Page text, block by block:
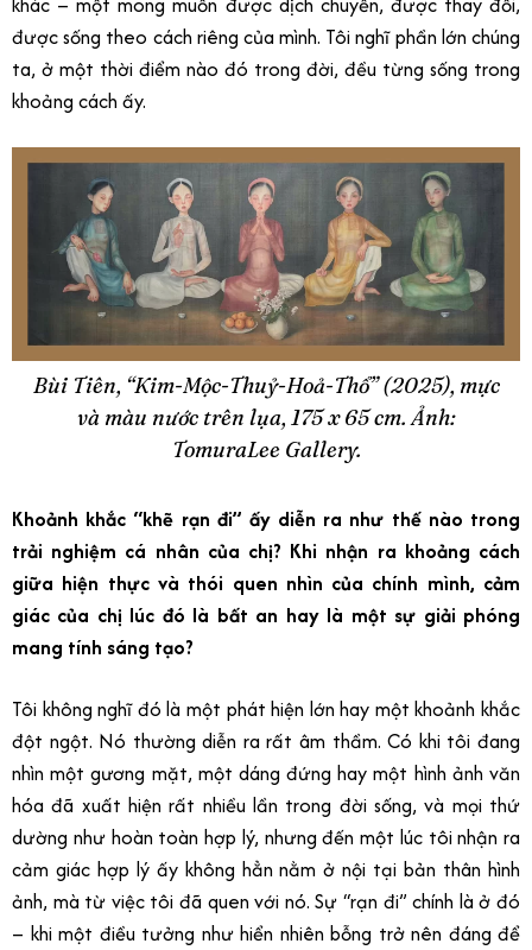
được sống theo cách riêng của mình. Tôi nghĩ phần lớn chúng
ta, ở một thời điểm nào đó trong đời, đều từng sống trong
khoảng cách ấy.
Bùi Tiên, “Kim-Mộc-Thuỷ-Hoả-Thổ” (2025), mực
và màu nước trên lụa, 175 x 65 cm. Ảnh:
TomuraLee Gallery.
Khoảnh khắc “khẽ rạn đi” ấy diễn ra như thế nào trong
trải nghiệm cá nhân của chị? Khi nhận ra khoảng cách
giữa hiện thực và thói quen nhìn của chính mình, cảm
giác của chị lúc đó là bất an hay là một sự giải phóng
mang tính sáng tạo?
Tôi không nghĩ đó là một phát hiện lớn hay một khoảnh khắc
đột ngột. Nó thường diễn ra rấtâm thầm. Có khi tôi đang
nhìn một gương mặt, một dáng đứng hay một hình ảnh văn
hóa đã xuất hiện rất nhiều lần trong đời sống, và mọi thứ
dường như hoàn toàn hợp lý, nhưng đến một lúc tôi nhận ra
cảm giác hợp lý ấy không hẳn nằm ở nội tại bản thân hình
ảnh, mà từ việc tôi đã quen với nó. Sự “rạn đi” chính là ở đó
– khi một điều tưởng như hiển nhiên bỗng trở nên đáng để